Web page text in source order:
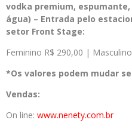
vodka premium,
água) – Entrada pelo
setor Front Stage:
Feminino R$ 290,00 |
*Os valores podem mudar
Vendas:
On line: www.nenety.com.br